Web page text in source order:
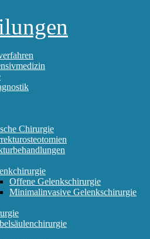
Chirurgie
Offene Gelenkschirurgie
Minimalinvasive Gelenkschirurgie